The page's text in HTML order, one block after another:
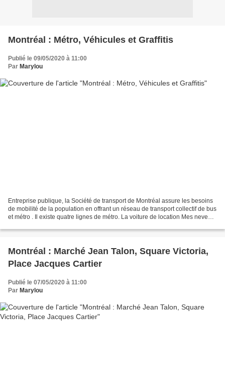
Montréal : Métro, Véhicules et Graffitis
Publié le 09/05/2020 à 11:00
Par Marylou
Entreprise publique, la Société de transport de Montréal assure les besoins
de mobilité de la population en offrant un réseau de transport collectif de bus
et métro . Il existe quatre lignes de métro. La voiture de location Mes neveux
Montréal : Marché Jean Talon, Square Victoria,
Place Jacques Cartier
Publié le 07/05/2020 à 11:00
Par Marylou